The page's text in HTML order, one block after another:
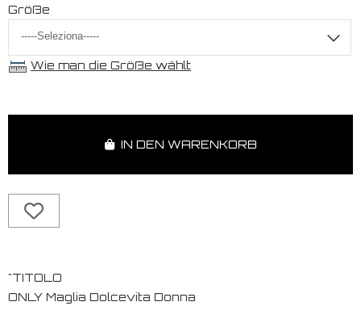
Größe
Wie man die Größe wählt
IN DEN WARENKORB
"TITOLO
ONLY Maglia Dolcevita Donna